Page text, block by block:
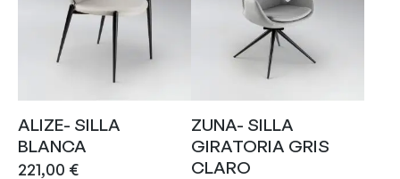
ALIZE- SILLA
BLANCA
221,00 €
ZUNA- SILLA
GIRATORIA GRIS
CLARO